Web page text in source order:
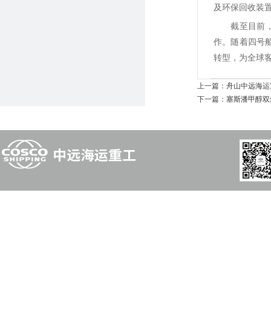
及环保回收装
截至目前
作。随着四号
转型，为全球
上一篇： 舟山中远海运
下一篇： 塞斯潘甲醇